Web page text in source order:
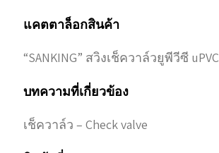
แคตตาล็อกสินค้า
“SANKING” สวิงเช็ควาล์วยูพีวีซี uPVC
บทความที่เกี่ยวข้อง
เช็ควาล์ว – Check valve